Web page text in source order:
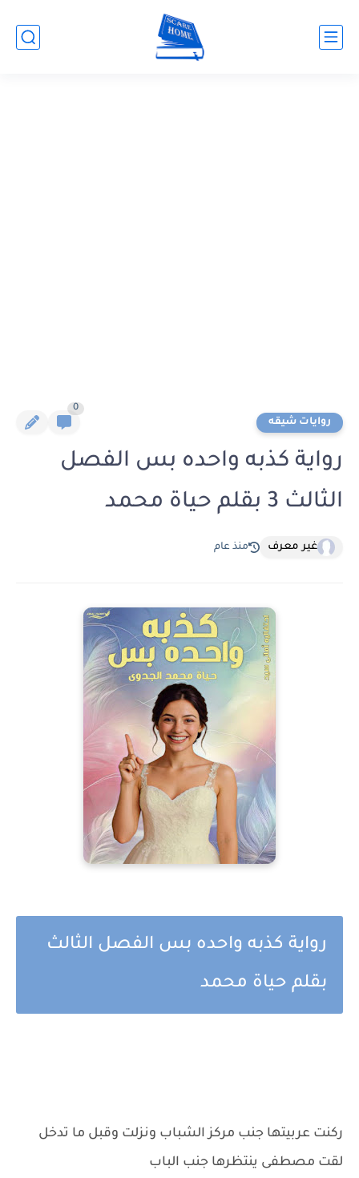
روايات شيقه
0
رواية كذبه واحده بس الفصل
الثالث 3 بقلم حياة محمد
غير معرف منذ عام
رواية كذبه واحده بس الفصل الثالث
بقلم حياة محمد
ركنت عربيتها جنب مركز الشباب ونزلت وقبل ما تدخل
لقت مصطفى ينتظرها جنب الباب